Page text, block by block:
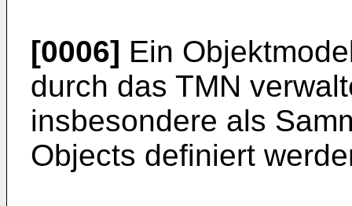
[0006] Ein
durch das TMN
insbesondere als
Objects definiert